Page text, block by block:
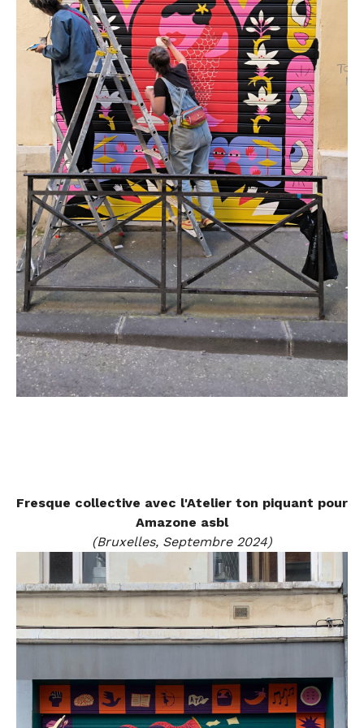
Fresque collective avec l'Atelier ton piquant pour
Amazone asbl
(Bruxelles, Septembre 2024)